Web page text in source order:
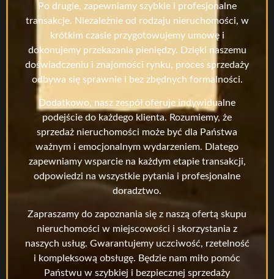
Po drugie, zapewniamy szybkie i profesjonalne
transakcje. Niezależnie od rodzaju nieruchomości, w
krótkim czasie przygotowujemy umowę i
dokonujemy przekazania pieniędzy. Dzięki naszemu
doświadczeniu i znajomości rynku, proces sprzedaży
odbywa się sprawnie i bez zbędnych formalności.
Dodatkowo, nasz zespół oferuje indywidualne
podejście do każdego klienta. Rozumiemy, że
sprzedaż nieruchomości może być dla Państwa
ważnym i emocjonalnym wydarzeniem. Dlatego
zapewniamy wsparcie na każdym etapie transakcji,
odpowiedzi na wszystkie pytania i profesjonalne
doradztwo.
Zapraszamy do zapoznania się z naszą ofertą skupu
nieruchomości w miejscowości i skorzystania z
naszych usług. Gwarantujemy uczciwość, rzetelność
i kompleksową obsługę. Będzie nam miło pomóc
Państwu w szybkiej i bezpiecznej sprzedaży